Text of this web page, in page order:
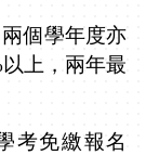
個學年度亦
以上，兩年最
考免繳報名